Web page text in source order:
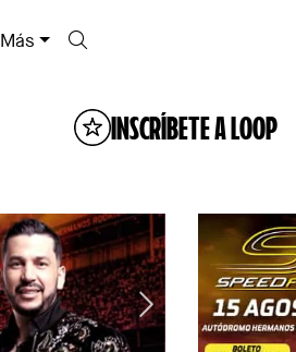
Más
INSCRÍBETE A LOOP